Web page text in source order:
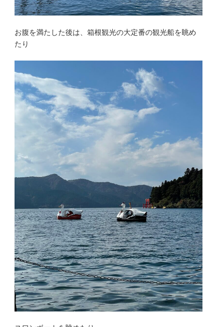
お腹を満たした後は、箱根観光の大定番の観光船を眺め
たり